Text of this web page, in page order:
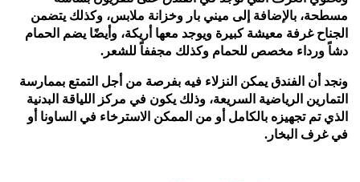
مسطحة، بالإضافة إلى ميني بار وخزانة ملابس، وكذلك يتضمن
الجناح غرفة معيشة كبيرة ويوجد معها أريكة، وأيضًا يضم الحمام
دشاً ورداء مخصص للحمام وكذلك مجففاً للشعر.
ونجد أن الفندق يمكن النزلاء فيه بفرصة من أجل التمتع بممارسة
التمارين الرياضية السريعة، وذلك يكون في مركز اللياقة البدنية
الذي تم تجهيزه بالكامل أو من الممكن الاسترخاء في الساونا أو
في غرف البخار.